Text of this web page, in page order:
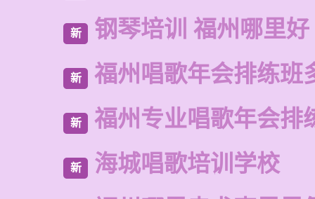
新 钢琴培训 福州哪里好
新 福州唱歌年会排练班
新 福州专业唱歌年会排
新 海城唱歌培训学校